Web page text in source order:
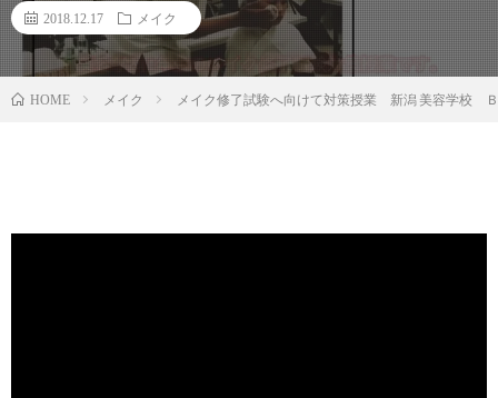
2018.12.17 メイク
HOME メイク メイク修了試験へ向けて対策授業 新潟 美容学校